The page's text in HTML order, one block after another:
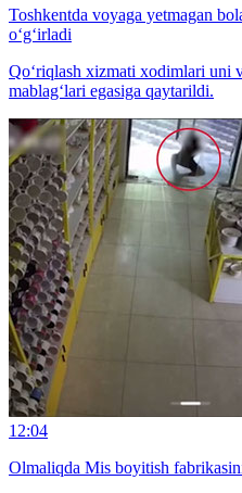
Toshkentda voyaga yetmagan
o‘g‘irladi
Qo‘riqlash xizmati xodimlari uni
mablag‘lari egasiga qaytarildi.
12:04
Olmaliqda Mis boyitish